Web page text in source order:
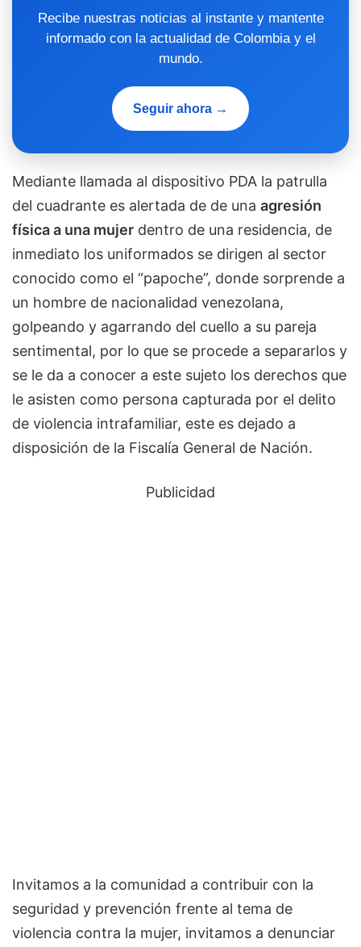
Recibe nuestras noticias al instante y mantente
informado con la actualidad de Colombia y el
mundo.
Seguir ahora →
Mediante llamada al dispositivo PDA la patrulla
del cuadrante es alertada de de una agresión
física a una mujer dentro de una residencia, de
inmediato los uniformados se dirigen al sector
conocido como el “papoche”, donde sorprende a
un hombre de nacionalidad venezolana,
golpeando y agarrando del cuello a su pareja
sentimental, por lo que se procede a separarlos y
se le da a conocer a este sujeto los derechos que
le asisten como persona capturada por el delito
de violencia intrafamiliar, este es dejado a
disposición de la Fiscalía General de Nación.
Publicidad
Invitamos a la comunidad a contribuir con la
seguridad y prevención frente al tema de
violencia contra la mujer, invitamos a denunciar